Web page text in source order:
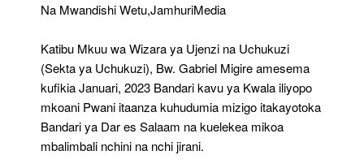
Utendajikazi
Bandari
Dar
Na Mwandishi Wetu,JamhuriMedia
Katibu Mkuu wa Wizara ya Ujenzi na Uchukuzi
(Sekta ya Uchukuzi), Bw. Gabriel Migire amesema
kufikia Januari, 2023 Bandari kavu ya Kwala iliyopo
mkoani Pwani itaanza kuhudumia mizigo itakayotoka
Bandari ya Dar es Salaam na kuelekea mikoa
mbalimbali nchini na nchi jirani.